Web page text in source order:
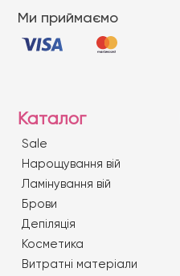
Ми приймаємо
Каталог
Sale
Нарощування вій
Ламінування вій
Брови
Депіляція
Косметика
Витратні матеріали